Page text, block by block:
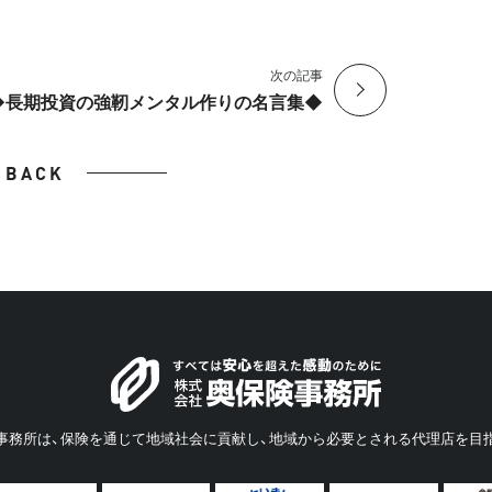
次の記事
期投資の強靭メンタル作りの名言集◆
BACK
務所は、保険を通じて地域社会に貢献し、地域から必要とされる代理店を目